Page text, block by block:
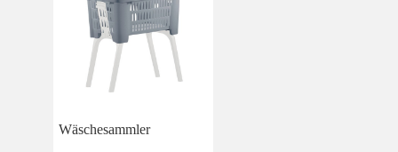
Wäschesammler